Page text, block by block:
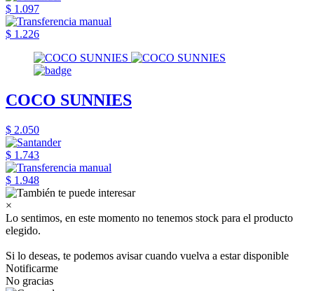
$ 1.097
$ 1.226
COCO SUNNIES
$ 2.050
$ 1.743
$ 1.948
×
Lo sentimos, en este momento no tenemos stock para el producto
elegido.
Si lo deseas, te podemos avisar cuando vuelva a estar disponible
Notificarme
No gracias